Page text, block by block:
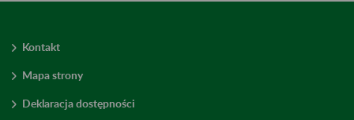
Kontakt
Mapa strony
Deklaracja dostępności